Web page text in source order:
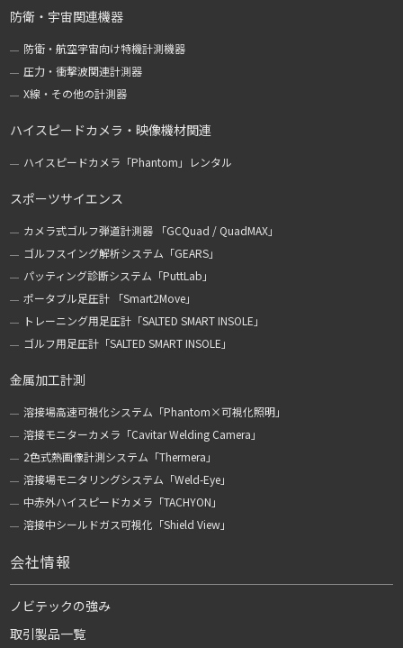
防衛・宇宙関連機器
防衛・航空宇宙向け特機計測機器
圧力・衝撃波関連計測器
X線・その他の計測器
ハイスピードカメラ・映像機材関連
ハイスピードカメラ「Phantom」レンタル
スポーツサイエンス
カメラ式ゴルフ弾道計測器 「GCQuad / QuadMAX」
ゴルフスイング解析システム「GEARS」
パッティング診断システム「PuttLab」
ポータブル足圧計 「Smart2Move」
トレーニング用足圧計「SALTED SMART INSOLE」
ゴルフ用足圧計「SALTED SMART INSOLE」
金属加工計測
溶接場高速可視化システム「Phantom×可視化照明」
溶接モニターカメラ「Cavitar Welding Camera」
2色式熱画像計測システム「Thermera」
溶接場モニタリングシステム「Weld-Eye」
中赤外ハイスピードカメラ「TACHYON」
溶接中シールドガス可視化「Shield View」
会社情報
ノビテックの強み
取引製品一覧